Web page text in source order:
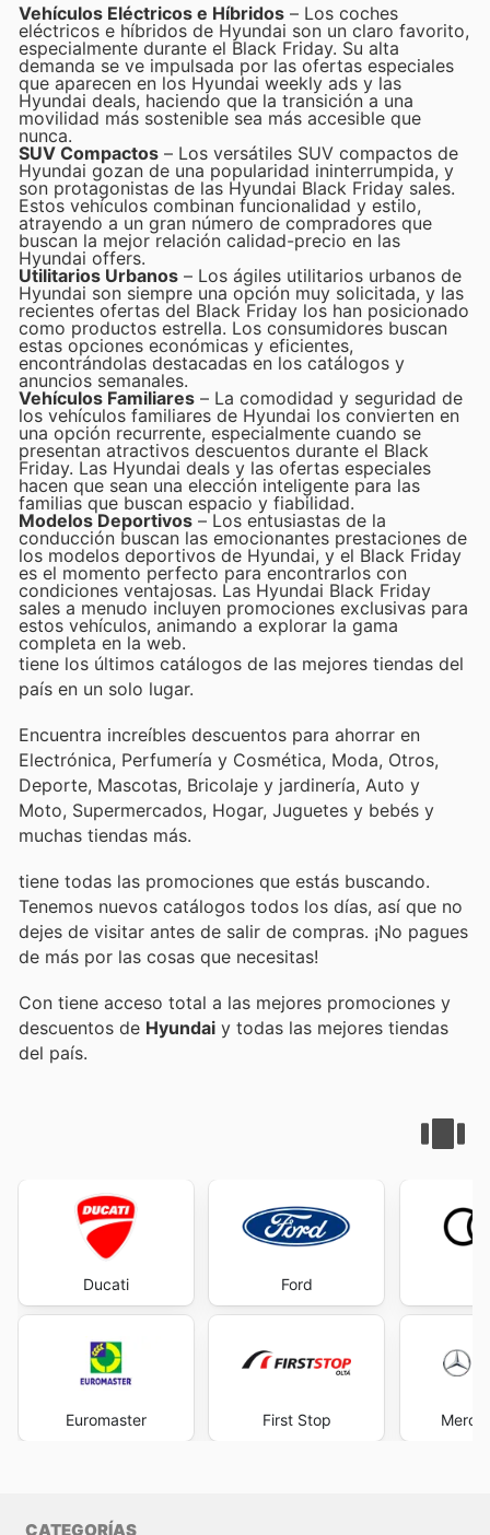
Vehículos Eléctricos e Híbridos – Los coches
eléctricos e híbridos de Hyundai son un claro favorito,
especialmente durante el Black Friday. Su alta
demanda se ve impulsada por las ofertas especiales
que aparecen en los Hyundai weekly ads y las
Hyundai deals, haciendo que la transición a una
movilidad más sostenible sea más accesible que
nunca.
SUV Compactos – Los versátiles SUV compactos de
Hyundai gozan de una popularidad ininterrumpida, y
son protagonistas de las Hyundai Black Friday sales.
Estos vehículos combinan funcionalidad y estilo,
atrayendo a un gran número de compradores que
buscan la mejor relación calidad-precio en las
Hyundai offers.
Utilitarios Urbanos – Los ágiles utilitarios urbanos de
Hyundai son siempre una opción muy solicitada, y las
recientes ofertas del Black Friday los han posicionado
como productos estrella. Los consumidores buscan
estas opciones económicas y eficientes,
encontrándolas destacadas en los catálogos y
anuncios semanales.
Vehículos Familiares – La comodidad y seguridad de
los vehículos familiares de Hyundai los convierten en
una opción recurrente, especialmente cuando se
presentan atractivos descuentos durante el Black
Friday. Las Hyundai deals y las ofertas especiales
hacen que sean una elección inteligente para las
familias que buscan espacio y fiabilidad.
Modelos Deportivos – Los entusiastas de la
conducción buscan las emocionantes prestaciones de
los modelos deportivos de Hyundai, y el Black Friday
es el momento perfecto para encontrarlos con
condiciones ventajosas. Las Hyundai Black Friday
sales a menudo incluyen promociones exclusivas para
estos vehículos, animando a explorar la gama
completa en la web.
tiene los últimos catálogos de las mejores tiendas del
país en un solo lugar.
Encuentra increíbles descuentos para ahorrar en
Electrónica, Perfumería y Cosmética, Moda, Otros,
Deporte, Mascotas, Bricolaje y jardinería, Auto y
Moto, Supermercados, Hogar, Juguetes y bebés y
muchas tiendas más.
tiene todas las promociones que estás buscando.
Tenemos nuevos catálogos todos los días, así que no
dejes de visitar antes de salir de compras. ¡No pagues
de más por las cosas que necesitas!
Con tiene acceso total a las mejores promociones y
descuentos de Hyundai y todas las mejores tiendas
del país.
Ducati
Euromaster
Ford
First Stop
CATEGORÍAS